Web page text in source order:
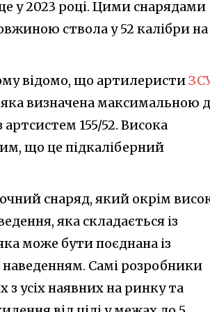
у 2023 році. Цими снарядами
ствола у 52 калібри на
відомо, що артилеристи
яка визначена максимальною
артсистем 155/52. Висока
що це підкаліберний
снаряд, який окрім
яка складається із
може бути поєднана із
Самі розробники
усіх наявних на ринку та